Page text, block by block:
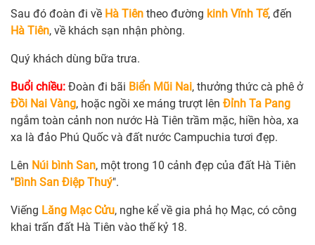
Sau đó đoàn đi về Hà Tiên theo đường kinh Vĩnh Tế, đến
Hà Tiên, về khách sạn nhận phòng.
Quý khách dùng bữa trưa.
Buổi chiều: Đoàn đi bãi Biển Mũi Nai, thưởng thức cà phê ở
Đồi Nai Vàng, hoặc ngồi xe máng trượt lên Đỉnh Ta Pang
ngắm toàn cảnh non nước Hà Tiên trầm mặc, hiền hòa, xa
xa là đảo Phú Quốc và đất nước Campuchia tươi đẹp.
Lên Núi bình San, một trong 10 cảnh đẹp của đất Hà Tiên
"Bình San Điệp Thuý".
Viếng Lăng Mạc Cửu, nghe kể về gia phả họ Mạc, có công
khai trấn đất Hà Tiên vào thế kỷ 18.